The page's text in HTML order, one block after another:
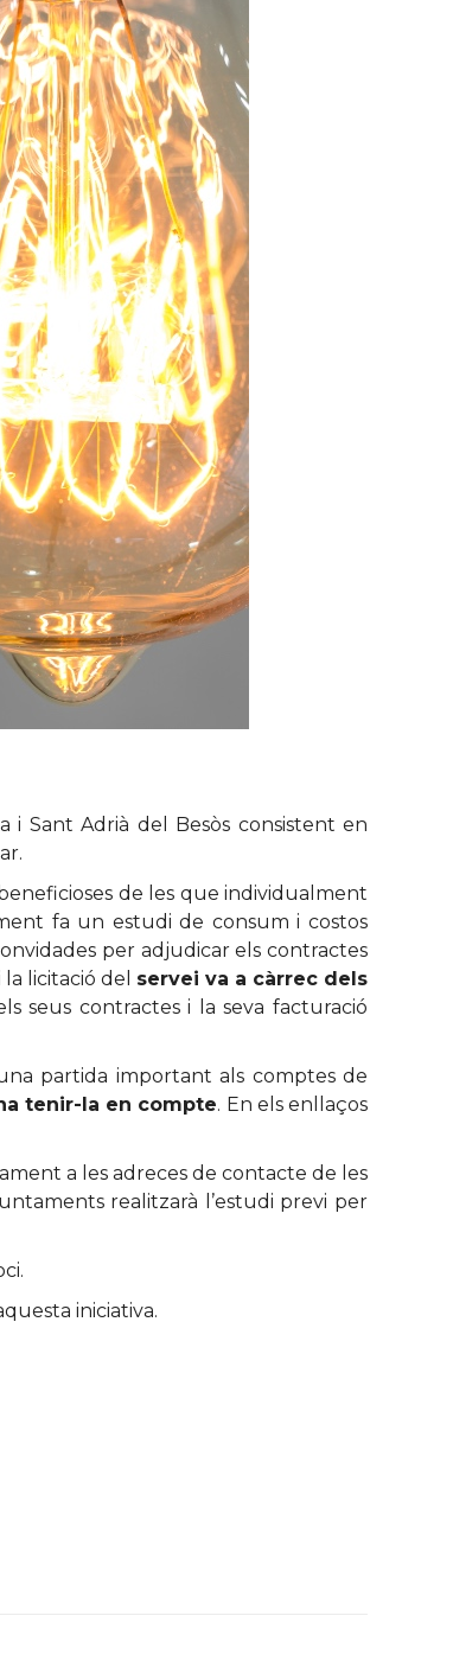
i Sant Adrià del Besòs consistent en
de les que individualment
fa un estudi de consum i costos
per adjudicar els contractes
licitació del servei va a càrrec dels
seus contractes i la seva facturació
partida important als comptes de
tenir-la en compte. En els enllaços
a les adreces de contacte de les
realitzarà l’estudi previ per
iniciativa.